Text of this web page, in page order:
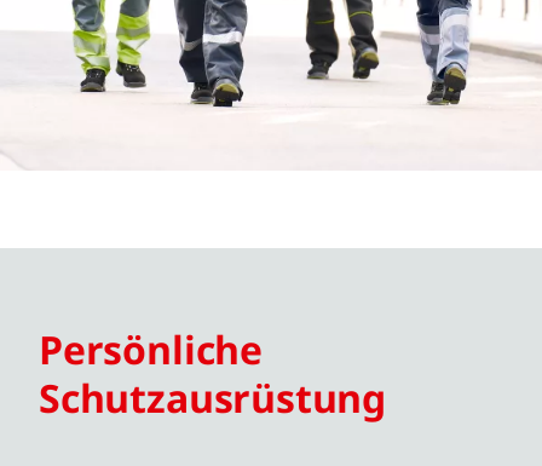
Persönliche
Schutzausrüstung